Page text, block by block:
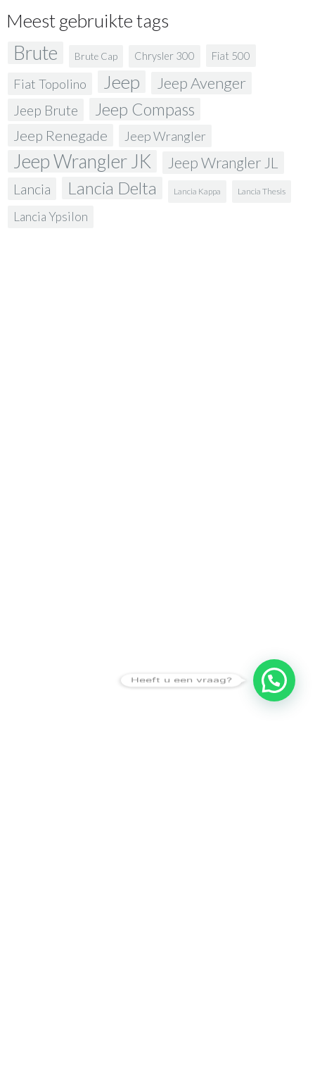
Meest gebruikte tags
Brute Brute Cap Chrysler 300 Fiat 500
Fiat Topolino Jeep Jeep Avenger
Jeep Brute Jeep Compass
Jeep Renegade Jeep Wrangler
Jeep Wrangler JK Jeep Wrangler JL
Lancia Lancia Delta Lancia Kappa Lancia Thesis
Lancia Ypsilon
Heeft u een vraag?